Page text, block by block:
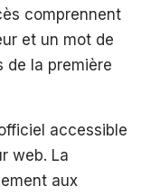
comprennent
et un mot de
de la première
accessible
web. La
aux